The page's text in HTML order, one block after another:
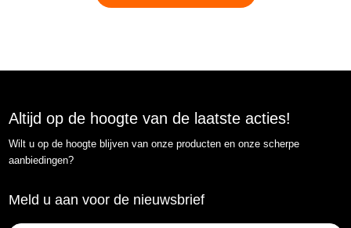
Altijd op de hoogte van de laatste acties!
Wilt u op de hoogte blijven van onze producten en onze scherpe
aanbiedingen?
Meld u aan voor de nieuwsbrief